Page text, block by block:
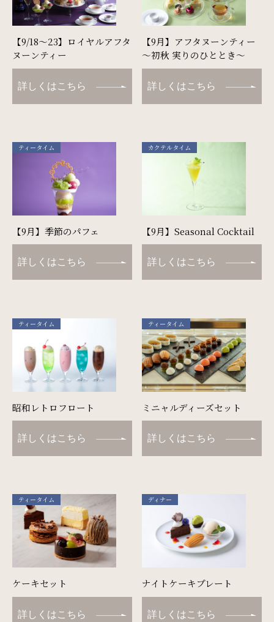
【9/18～23】ロイヤルアフタ
ヌーンティー
詳しくはこちら
【9月】アフタヌーンティー
～初秋 実りのひととき～
詳しくはこちら
ティータイム
【9月】季節のパフェ
詳しくはこちら
カクテルタイム
【9月】Seasonal Cocktail
詳しくはこちら
ティータイム
昭和レトロフロート
詳しくはこちら
ティータイム
ミニャルディーズセット
詳しくはこちら
ティータイム
ケーキセット
詳しくはこちら
ディナー
ナイトケーキプレート
詳しくはこちら